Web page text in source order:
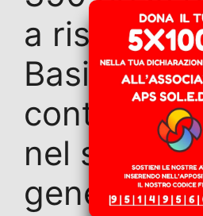
a rischio.
Basilicata
continuare
nel silenzio
generale